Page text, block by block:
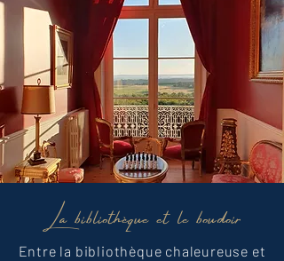
La bibliothèque et le boudoir
Entre la bibliothèque chaleureuse et